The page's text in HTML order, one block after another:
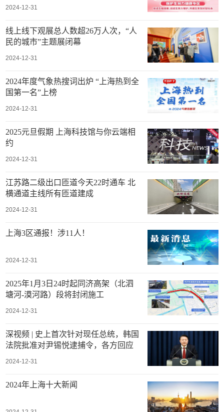
2024-12-31
线上线下观展总人数超26万人次，“人
民的城市”主题展闭幕
2024-12-31
2024年度气象热搜词出炉 “上海热到全
国第一名”上榜
2024-12-31
2025元旦假期 上海科技馆与你云端相
约
2024-12-31
江苏路二级出口匝道今天22时通车 北
横通道主线所有匝道建成
2024-12-31
上海3区通报！涉11人！
2024-12-31
2025年1月3日24时起同济高架（北泗
塘河-漠河路）段将封闭施工
2024-12-31
深视频 | 史上首次针对现任总统，韩国
法院批准对尹锡悦逮捕令，各方回应
2024-12-31
2024年上海十大新闻